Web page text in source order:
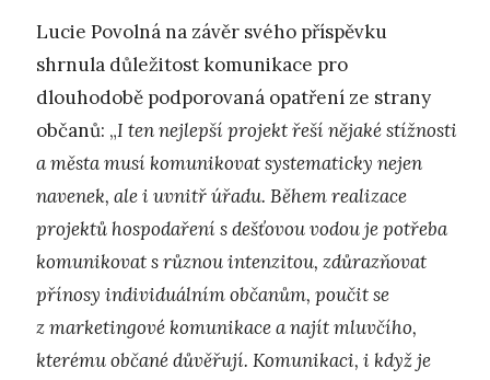
Lucie Povolná na závěr svého příspěvku
shrnula důležitost komunikace pro
dlouhodobě podporovaná opatření ze strany
občanů: „I ten nejlepší projekt řeší nějaké stížnosti
a města musí komunikovat systematicky nejen
navenek, ale i uvnitř úřadu. Během realizace
projektů hospodaření s dešťovou vodou je potřeba
komunikovat s různou intenzitou, zdůrazňovat
přínosy individuálním občanům, poučit se
z marketingové komunikace a najít mluvčího,
kterému občané důvěřují. Komunikaci, i když je